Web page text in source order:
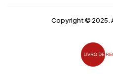
Copyright © 2025.